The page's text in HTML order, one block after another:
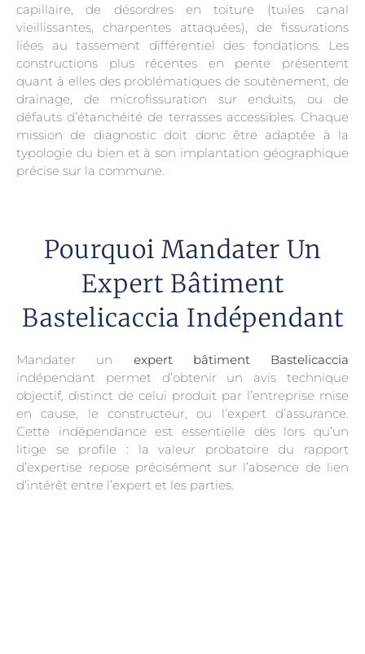
capillaire, de désordres en toiture (tuiles canal
vieillissantes, charpentes attaquées), de fissurations
liées au tassement différentiel des fondations. Les
constructions plus récentes en pente présentent
quant à elles des problématiques de soutènement, de
drainage, de microfissuration sur enduits, ou de
défauts d’étanchéité de terrasses accessibles. Chaque
mission de diagnostic doit donc être adaptée à la
typologie du bien et à son implantation géographique
précise sur la commune.
Pourquoi Mandater Un
Expert Bâtiment
Bastelicaccia Indépendant
Mandater un expert bâtiment Bastelicaccia
indépendant permet d’obtenir un avis technique
objectif, distinct de celui produit par l’entreprise mise
en cause, le constructeur, ou l’expert d’assurance.
Cette indépendance est essentielle dès lors qu’un
litige se profile : la valeur probatoire du rapport
d’expertise repose précisément sur l’absence de lien
d’intérêt entre l’expert et les parties.